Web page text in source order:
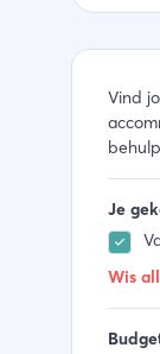
Vind
Je
Wis